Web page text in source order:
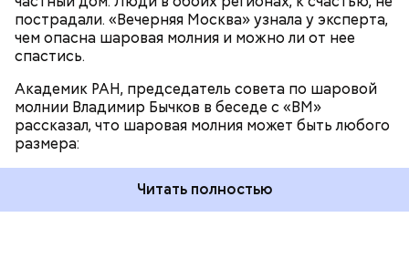
пострадали. «Вечерняя Москва» узнала у эксперта,
чем опасна шаровая молния и можно ли от нее
спастись.
Академик РАН, председатель совета по шаровой
молнии Владимир Бычков в беседе с «ВМ»
рассказал, что шаровая молния может быть любого
размера:
Читать полностью
За свою земную жизнь он совершил множество
добрых дел во славу Божию.